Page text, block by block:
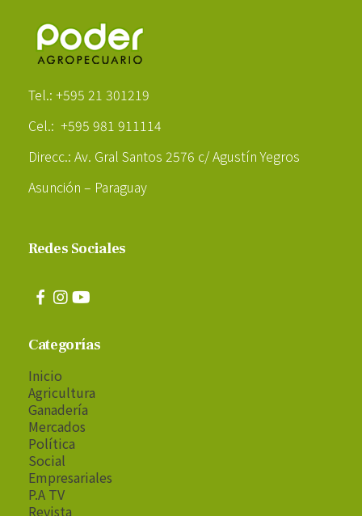
Tel.: +595 21 301219
Cel.: +595 981 911114
Direcc.: Av. Gral Santos 2576 c/ Agustín Yegros
Asunción – Paraguay
Redes Sociales
Categorías
Inicio
Agricultura
Ganadería
Mercados
Política
Social
Empresariales
P.A TV
Revista